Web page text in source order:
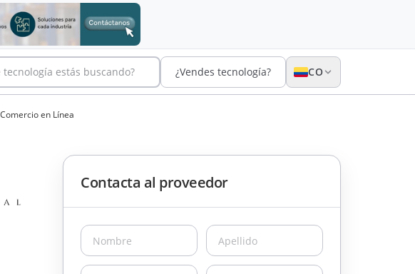
tecnología estás buscando? ¿Vendes tecnología? CO
en Línea
Contacta al proveedor